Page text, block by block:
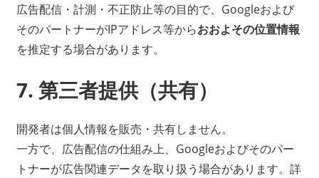
広告配信・計測・不正防止等の目的で、Googleおよび
そのパートナーがIPアドレス等からおおよその位置情報
を推定する場合があります。
7. 第三者提供（共有）
開発者は個人情報を販売・共有しません。
一方で、広告配信の仕組み上、Googleおよびそのパー
トナーが広告関連データを取り扱う場合があります。詳